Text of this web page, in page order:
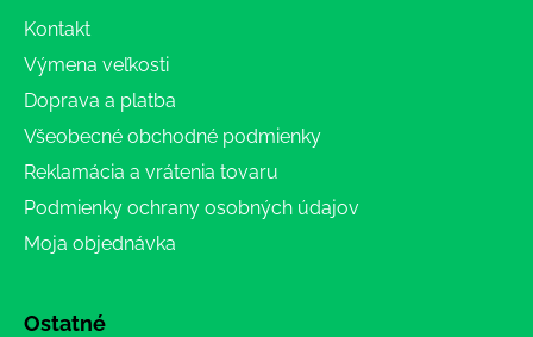
Kontakt
Výmena veľkosti
Doprava a platba
Všeobecné obchodné podmienky
Reklamácia a vrátenia tovaru
Podmienky ochrany osobných údajov
Moja objednávka
Ostatné